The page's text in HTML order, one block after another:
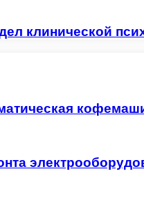
клинической